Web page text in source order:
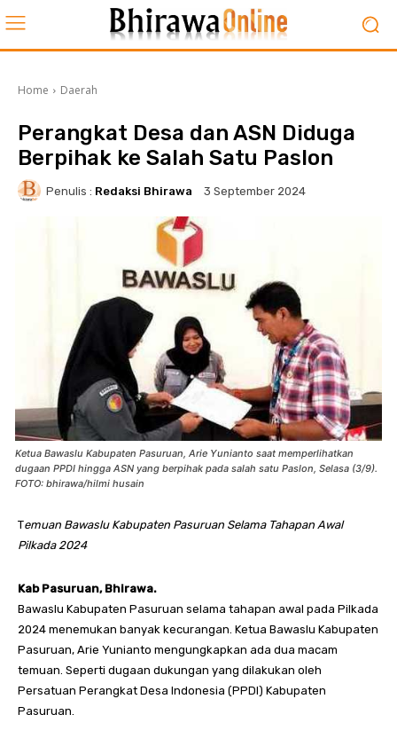
Home Daerah
Perangkat Desa dan ASN Diduga
Berpihak ke Salah Satu Paslon
Penulis : Redaksi Bhirawa 3 September 2024
Ketua Bawaslu Kabupaten Pasuruan, Arie Yunianto saat memperlihatkan
dugaan PPDI hingga ASN yang berpihak pada salah satu Paslon, Selasa (3/9).
FOTO: bhirawa/hilmi husain
Temuan Bawaslu Kabupaten Pasuruan Selama Tahapan Awal
Pilkada 2024
Kab Pasuruan, Bhirawa.
Bawaslu Kabupaten Pasuruan selama tahapan awal pada Pilkada
2024 menemukan banyak kecurangan. Ketua Bawaslu Kabupaten
Pasuruan, Arie Yunianto mengungkapkan ada dua macam
temuan. Seperti dugaan dukungan yang dilakukan oleh
Persatuan Perangkat Desa Indonesia (PPDI) Kabupaten
Pasuruan.